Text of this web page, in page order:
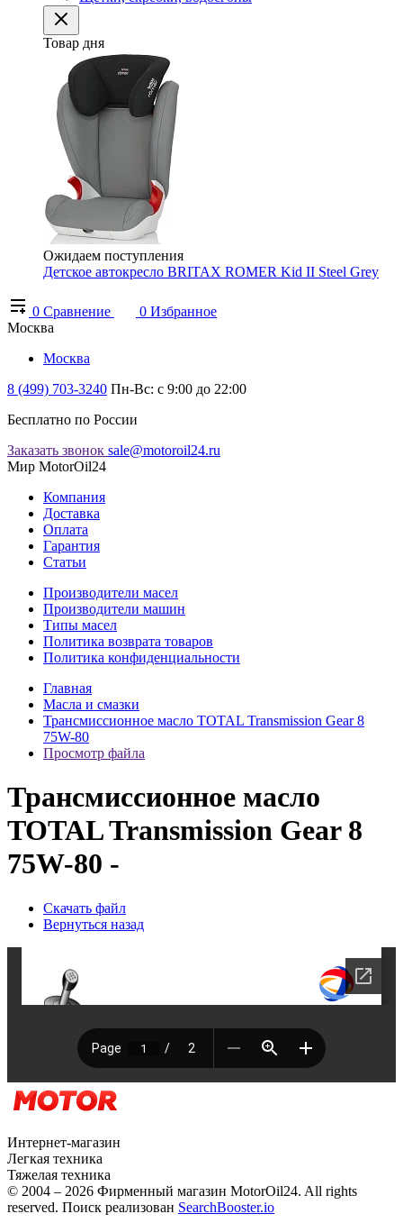
Товар дня
Ожидаем поступления
Детское автокресло BRITAX ROMER Kid II Steel Grey
0 Сравнение 0 Избранное
Москва
Москва
8 (499) 703-3240 Пн-Вс: с 9:00 до 22:00
Бесплатно по России
Заказать звонок sale@motoroil24.ru
Мир MotorOil24
Компания
Доставка
Оплата
Гарантия
Статьи
Производители масел
Производители машин
Типы масел
Политика возврата товаров
Политика конфиденциальности
Главная
Масла и смазки
Трансмиссионное масло TOTAL Transmission Gear 8
75W-80
Просмотр файла
Трансмиссионное масло
TOTAL Transmission Gear 8
75W-80 -
Скачать файл
Вернуться назад
Интернет-магазин
Легкая техника
Тяжелая техника
© 2004 – 2026 Фирменный магазин MotorOil24. All rights
reserved. Поиск реализован SearchBooster.io